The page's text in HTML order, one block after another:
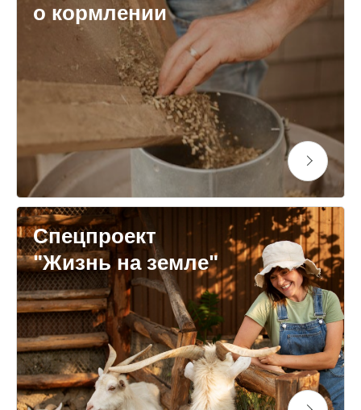
о кормлении
Спецпроект
"Жизнь на земле"